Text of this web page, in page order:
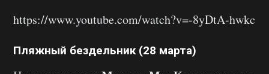
https://www.youtube.com/watch?v=-8yDtA-hwkc
Пляжный бездельник (28 марта)